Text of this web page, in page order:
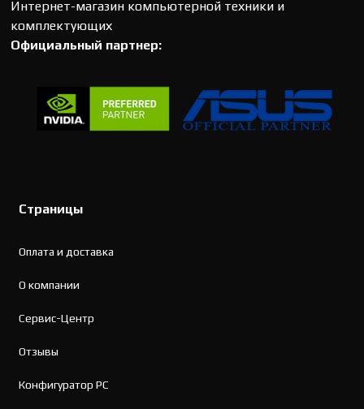
Интернет-магазин компьютерной техники и
комплектующих
Официальный партнер:
Страницы
Оплата и доставка
О компании
Сервис-Центр
Отзывы
Конфигуратор PC